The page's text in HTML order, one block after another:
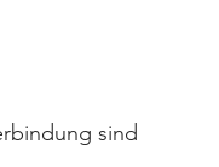
sind